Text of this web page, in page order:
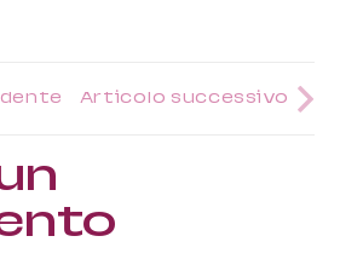
Articolo successivo